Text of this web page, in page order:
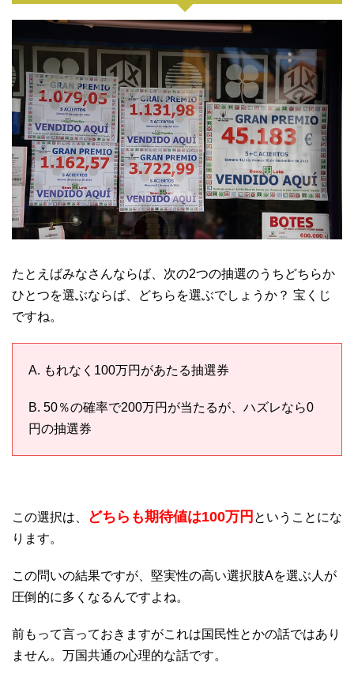
たとえばみなさんならば、次の2つの抽選のうちどちらか
ひとつを選ぶならば、どちらを選ぶでしょうか？ 宝くじ
ですね。
A. もれなく100万円があたる抽選券
B. 50％の確率で200万円が当たるが、ハズレなら0
円の抽選券
この選択は、 どちらも期待値は100万円 ということにな
ります。
この問いの結果ですが、堅実性の高い選択肢Aを選ぶ人が
圧倒的に多くなるんですよね。
前もって言っておきますがこれは国民性とかの話ではあり
ません。万国共通の心理的な話です。